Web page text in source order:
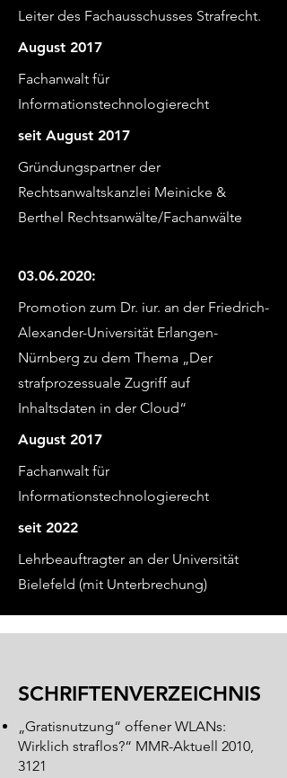
Leiter des Fachausschusses Strafrecht.
August 2017
Fachanwalt für
Informationstechnologierecht
seit August 2017
Gründungspartner der
Rechtsanwaltskanzlei Meinicke &
Berthel Rechtsanwälte/Fachanwälte
03.06.2020:
Promotion zum Dr. iur. an der Friedrich-
Alexander-Universität Erlangen-
Nürnberg zu dem Thema „Der
strafprozessuale Zugriff auf
Inhaltsdaten in der Cloud“
August 2017
Fachanwalt für
Informationstechnologierecht
seit 2022
Lehrbeauftragter an der Universität
Bielefeld (mit Unterbrechung)
SCHRIFTENVERZEICHNIS
„Gratisnutzung“ offener WLANs:
Wirklich straflos?“ MMR-Aktuell 2010,
3121